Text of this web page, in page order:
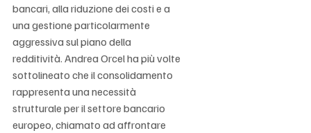
bancari, alla riduzione dei costi e a
una gestione particolarmente
aggressiva sul piano della
redditività. Andrea Orcel ha più volte
sottolineato che il consolidamento
rappresenta una necessità
strutturale per il settore bancario
europeo, chiamato ad affrontare